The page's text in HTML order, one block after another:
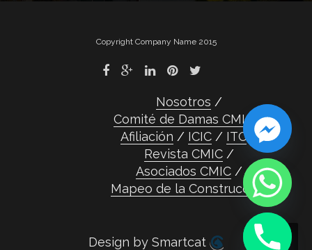
Copyright Company Name 2015
Nosotros
Comité de Damas CMIC
Afiliación
ICIC
ITC
Revista CMIC
Asociados CMIC
Mapeo de la Construcción
Design by Smartcat